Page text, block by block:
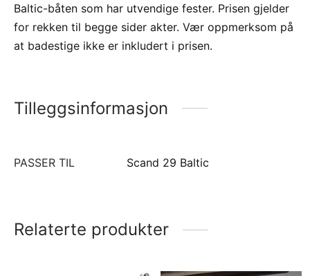
Baltic-båten som har utvendige fester. Prisen gjelder
for rekken til begge sider akter. Vær oppmerksom på
at badestige ikke er inkludert i prisen.
Tilleggsinformasjon
PASSER TIL Scand 29 Baltic
Relaterte produkter